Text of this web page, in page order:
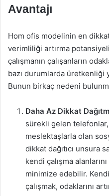
Avantajı
Hom ofis modelinin en
verimliliği artırma
çalışmanın çalışanların
bazı durumlarda
Bunun birkaç nedeni
Daha Az Dikkat
sürekli gelen
meslektaşlarla olan
dikkat dağıtıcı unsura
kendi çalışma
minimize edebilir.
çalışmak, odaklarını